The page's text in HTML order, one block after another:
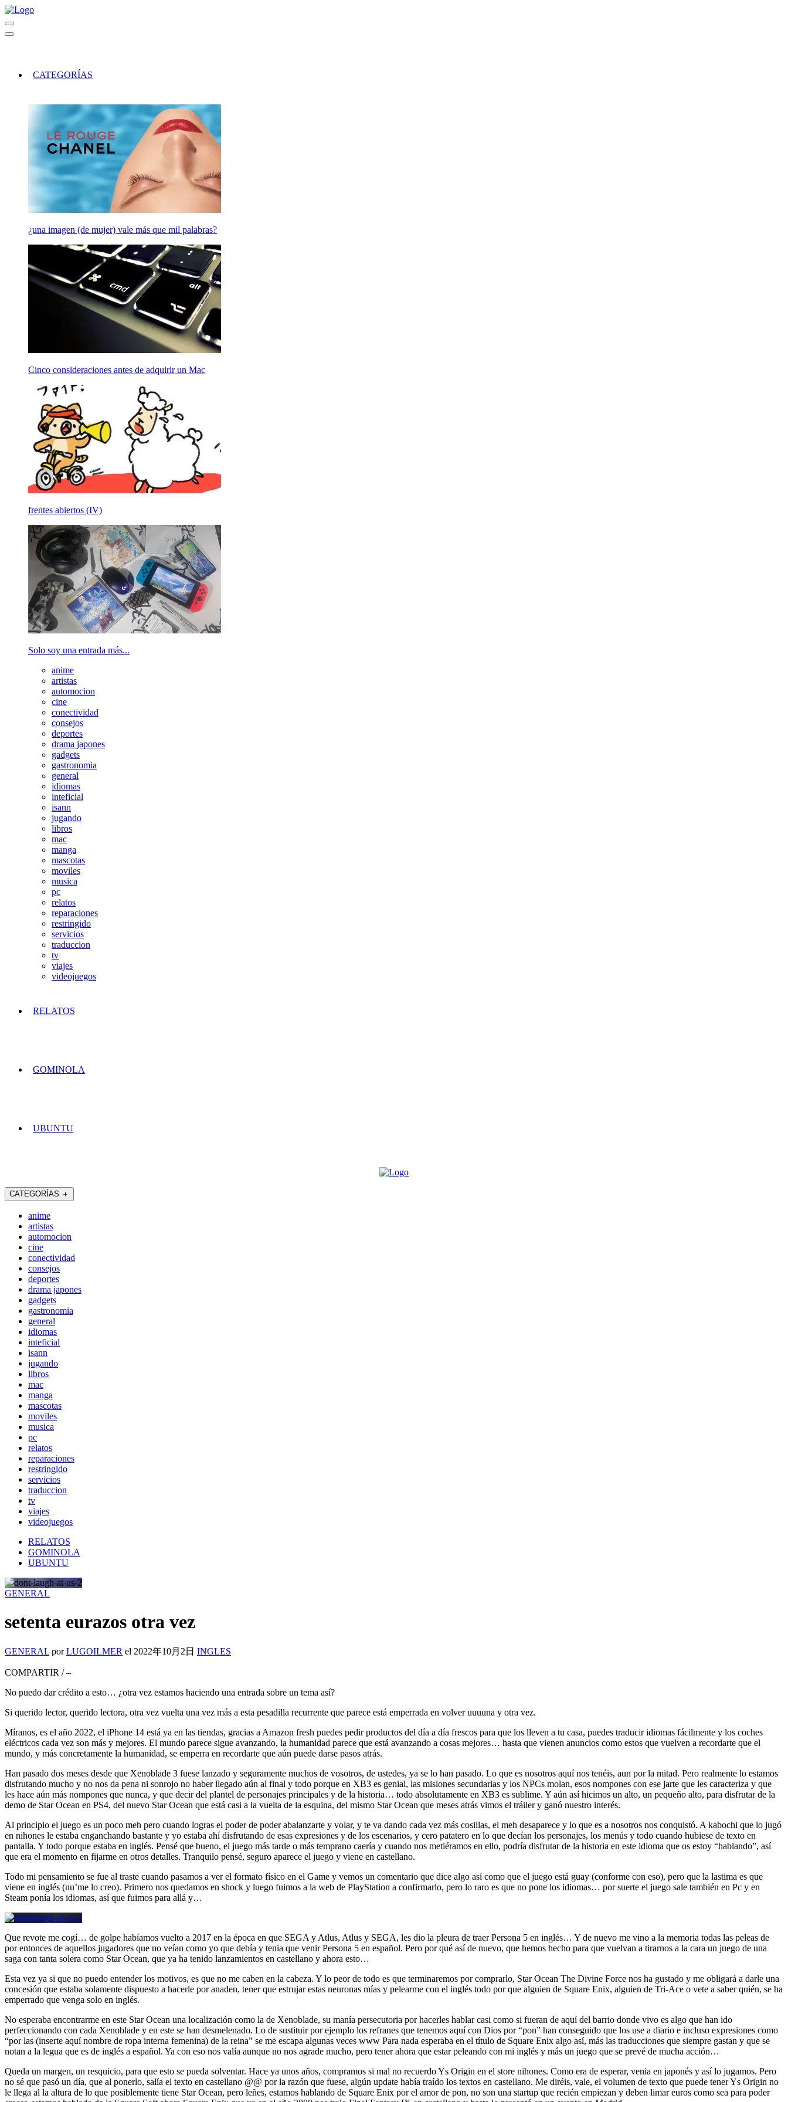
CATEGORÍAS
¿una imagen (de mujer) vale más que mil palabras?
Cinco consideraciones antes de adquirir un Mac
frentes abiertos (IV)
Solo soy una entrada más...
anime
artistas
automocion
cine
conectividad
consejos
deportes
drama japones
gadgets
gastronomia
general
idiomas
inteficial
isann
jugando
libros
mac
manga
mascotas
moviles
musica
pc
relatos
reparaciones
restringido
servicios
traduccion
tv
viajes
videojuegos
RELATOS
GOMINOLA
UBUNTU
CATEGORÍAS ＋
anime
artistas
automocion
cine
conectividad
consejos
deportes
drama japones
gadgets
gastronomia
general
idiomas
inteficial
isann
jugando
libros
mac
manga
mascotas
moviles
musica
pc
relatos
reparaciones
restringido
servicios
traduccion
tv
viajes
videojuegos
RELATOS
GOMINOLA
UBUNTU
GENERAL
setenta eurazos otra vez
GENERAL por LUGOILMER el 2022年10月2日 INGLES
COMPARTIR / –
No puedo dar crédito a esto… ¿otra vez estamos haciendo una entrada sobre un tema así?
Si querido lector, querido lectora, otra vez vuelta una vez más a esta pesadilla recurrente que parece está emperrada en volver uuuuna y otra vez.
Míranos, es el año 2022, el iPhone 14 está ya en las tiendas, gracias a Amazon fresh puedes pedir productos del día a día frescos para que los lleven a tu casa, puedes traducir idiomas fácilmente y los coches
eléctricos cada vez son más y mejores. El mundo parece sigue avanzando, la humanidad parece que está avanzando a cosas mejores… hasta que vienen anuncios como estos que vuelven a recordarte que el
mundo, y más concretamente la humanidad, se emperra en recordarte que aún puede darse pasos atrás.
Han pasado dos meses desde que Xenoblade 3 fuese lanzado y seguramente muchos de vosotros, de ustedes, ya se lo han pasado. Lo que es nosotros aquí nos tenéis, aun por la mitad. Pero realmente lo estamos
disfrutando mucho y no nos da pena ni sonrojo no haber llegado aún al final y todo porque en XB3 es genial, las misiones secundarias y los NPCs molan, esos nompones con ese jarte que les caracteriza y que
les hace aún más nompones que nunca, y que decir del plantel de personajes principales y de la historia… todo absolutamente en XB3 es sublime. Y aún así hicimos un alto, un pequeño alto, para disfrutar de la
demo de Star Ocean en PS4, del nuevo Star Ocean que está casi a la vuelta de la esquina, del mismo Star Ocean que meses atrás vimos el tráiler y ganó nuestro interés.
Al principio el juego es un poco meh pero cuando logras el poder de poder abalanzarte y volar, y te va dando cada vez más cosillas, el meh desaparece y lo que es a nosotros nos conquistó. A kabochi que lo jugó
en nihones le estaba enganchando bastante y yo estaba ahí disfrutando de esas expresiones y de los escenarios, y cero patatero en lo que decían los personajes, los menús y todo cuando hubiese de texto en
pantalla. Y todo porque estaba en inglés. Pensé que bueno, el juego más tarde o más temprano caería y cuando nos metiéramos en ello, podría disfrutar de la historia en este idioma que os estoy “hablando”, así
que era el momento en fijarme en otros detalles. Tranquilo pensé, seguro aparece el juego y viene en castellano.
Todo mi pensamiento se fue al traste cuando pasamos a ver el formato físico en el Game y vemos un comentario que dice algo así como que el juego está guay (conforme con eso), pero que la lastima es que
viene en inglés (nu’me lo creo). Primero nos quedamos en shock y luego fuimos a la web de PlayStation a confirmarlo, pero lo raro es que no pone los idiomas… por suerte el juego sale también en Pc y en
Steam ponía los idiomas, así que fuimos para allá y…
Que revote me cogí… de golpe habíamos vuelto a 2017 en la época en que SEGA y Atlus, Atlus y SEGA, les dio la pleura de traer Persona 5 en inglés… Y de nuevo me vino a la memoria todas las peleas de
por entonces de aquellos jugadores que no veían como yo que debía y tenia que venir Persona 5 en español. Pero por qué así de nuevo, que hemos hecho para que vuelvan a tirarnos a la cara un juego de una
saga con tanta solera como Star Ocean, que ya ha tenido lanzamientos en castellano y ahora esto…
Esta vez ya si que no puedo entender los motivos, es que no me caben en la cabeza. Y lo peor de todo es que terminaremos por comprarlo, Star Ocean The Divine Force nos ha gustado y me obligará a darle una
concesión que estaba solamente dispuesto a hacerle por anaden, tener que estrujar estas neuronas mías y pelearme con el inglés todo por que alguien de Square Enix, alguien de Tri-Ace o vete a saber quién, se ha
emperrado que venga solo en inglés.
No esperaba encontrarme en este Star Ocean una localización como la de Xenoblade, su manía persecutoria por hacerles hablar casi como si fueran de aquí del barrio donde vivo es algo que han ido
perfeccionando con cada Xenoblade y en este se han desmelenado. Lo de sustituir por ejemplo los refranes que tenemos aquí con Dios por “pon” han conseguido que los use a diario e incluso expresiones como
“por las (inserte aquí nombre de ropa interna femenina) de la reina” se me escapa algunas veces www Para nada esperaba en el título de Square Enix algo así, más las traducciones que siempre gastan y que se
notan a la legua que es de inglés a español. Ya con eso nos valía aunque no nos agrade mucho, pero tener ahora que estar peleando con mi inglés y más un juego que se prevé de mucha acción…
Queda un margen, un resquicio, para que esto se pueda solventar. Hace ya unos años, compramos si mal no recuerdo Ys Origin en el store nihones. Como era de esperar, venia en japonés y así lo jugamos. Pero
no sé que pasó un día, que al ponerlo, salía el texto en castellano @@ por la razón que fuese, algún update había traído los textos en castellano. Me diréis, vale, el volumen de texto que puede tener Ys Origin no
le llega al la altura de lo que posiblemente tiene Star Ocean, pero leñes, estamos hablando de Square Enix por el amor de pon, no son una startup que recién empiezan y deben limar euros como sea para poder